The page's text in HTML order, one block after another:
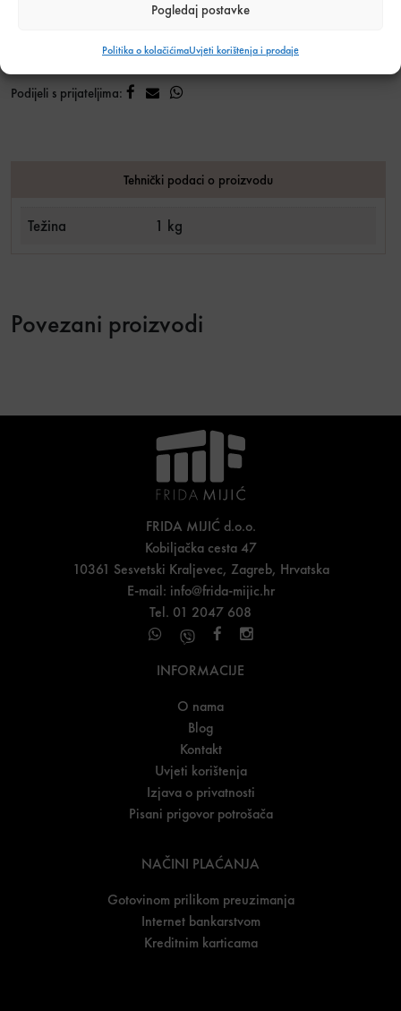
Pogledaj postavke
Politika o kolačićimaUvjeti korištenja i prodaje
Alati i oprema za keramičare,Alati i pribor
Podijeli s prijateljima:
Tehnički podaci o proizvodu
Težina 1 kg
Povezani proizvodi
FRIDA MIJIĆ d.o.o.
Kobiljačka cesta 47
10361 Sesvetski Kraljevec, Zagreb, Hrvatska
E-mail: info@frida-mijic.hr
Tel. 01 2047 608
INFORMACIJE
O nama
Blog
Kontakt
Uvjeti korištenja
Izjava o privatnosti
Pisani prigovor potrošača
NAČINI PLAĆANJA
Gotovinom prilikom preuzimanja
Internet bankarstvom
Kreditnim karticama